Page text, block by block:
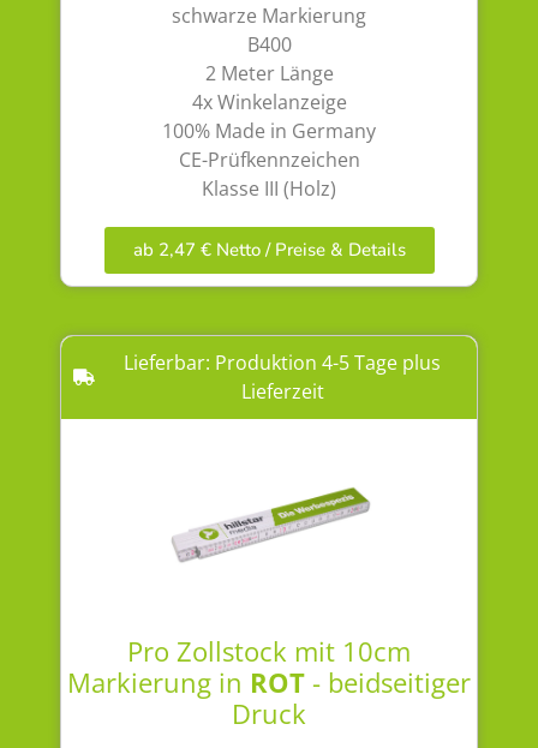
schwarze Markierung
B400
2 Meter Länge
4x Winkelanzeige
100% Made in Germany
CE-Prüfkennzeichen
Klasse III (Holz)
ab 2,47 € Netto / Preise & Details
Lieferbar: Produktion 4-5 Tage plus
Lieferzeit
Pro Zollstock mit 10cm
Markierung in ROT- beidseitiger
Druck